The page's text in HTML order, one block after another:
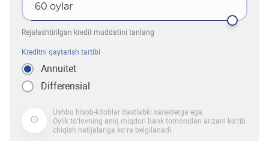
60 oylar
Rejalashtirilgan kredit muddatini tanlang
Kreditni qaytarish tartibi
Annuitet
Differensial
Ushbu hisob-kitoblar dastlabki xarakterga ega.
Oylik to‘lovning aniq miqdori bank tomonidan arizani ko‘rib
chiqish natijalariga ko‘ra belgilanadi.